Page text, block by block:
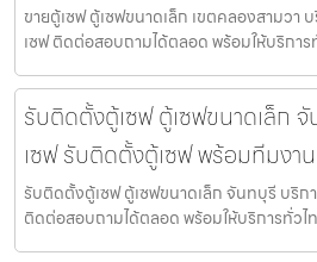
ขายตู้เซฟ ตู้เซฟขนาดเล็ก เขตคลองสามวา
เซฟ ติดต่อสอบถามได้ตลอด พร้อมให้บริการ
รับติดตั้งตู้เซฟ ตู้เซฟขนาดเล็ก
เซฟ รับติดตั้งตู้เซฟ พร้อมทีมงา
รับติดตั้งตู้เซฟ ตู้เซฟขนาดเล็ก จันทบุรี บริก
ติดต่อสอบถามได้ตลอด พร้อมให้บริการทั่วไ